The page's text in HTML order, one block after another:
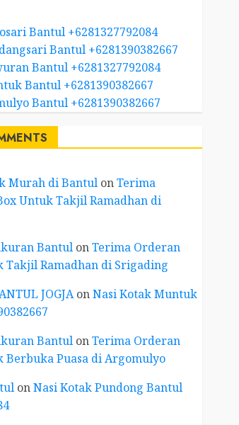
Bantul +6281327792084
Bantul +6281390382667
Bantul +6281327792084
Bantul +6281390382667
Bantul +6281390382667
Murah di BantulonTerima
Untuk Takjil Ramadhan di
BantulonTerima Orderan
Takjil Ramadhan di Srigading
JOGJAonNasi Kotak Muntuk
BantulonTerima Orderan
Berbuka Puasa di Argomulyo
onNasi Kotak Pundong Bantul